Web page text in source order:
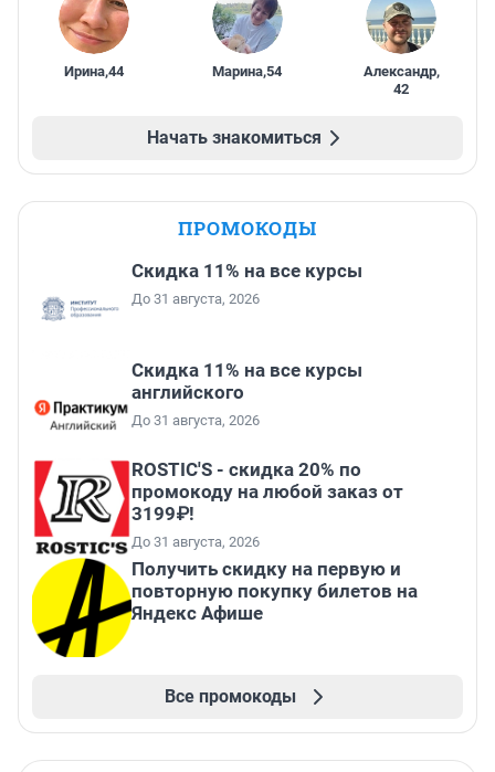
Ирина,44 Марина,54 Александр,
42
Начать знакомиться
ПРОМОКОДЫ
Скидка 11% на все курсы
До 31 августа, 2026
Скидка 11% на все курсы
английского
До 31 августа, 2026
ROSTIC'S - скидка 20% по
промокоду на любой заказ от
3199₽!
До 31 августа, 2026
Получить скидку на первую и
повторную покупку билетов на
Яндекс Афише
Все промокоды